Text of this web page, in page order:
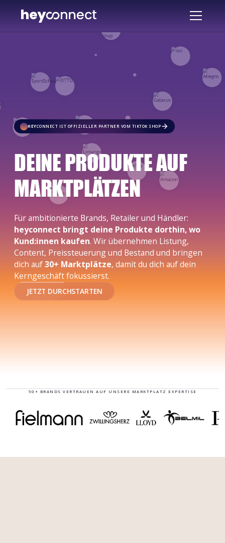
HEYCONNECT IST OFFIZIELLER PARTNER VOM TIKTOK SHOP
DEINE PRODUKTE AUF
MARKTPLÄTZEN
Für ambitionierte Brands, Retailer und Händler:
heyconnect bringt deine Produkte dorthin, wo
Kund:innen kaufen. Wir übernehmen Listung,
Content, Preissteuerung und Bestand und bringen
dich auf30+ Marktplätze, damit du dich auf dein
Kerngeschäft fokussierst.
JETZT DURCHSTARTEN
50+ BRANDS VERTRAUEN AUF UNSERE MARKTPLATZ EXPERTISE